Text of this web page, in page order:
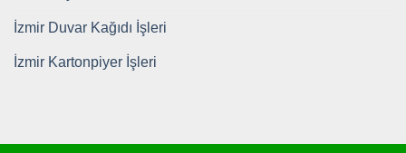
İzmir Duvar Kağıdı İşleri
İzmir Kartonpiyer İşleri